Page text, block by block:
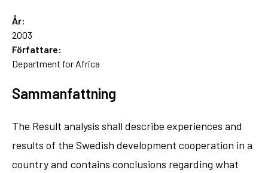
År:
2003
Författare:
Department for Africa
Sammanfattning
The Result analysis shall describe experiences and
results of the Swedish development cooperation in a
country and contains conclusions regarding what